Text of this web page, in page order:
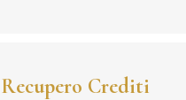
Recupero Crediti